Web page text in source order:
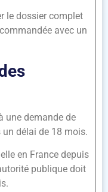
le dossier complet
avec un
une demande de
délai de 18 mois.
en France depuis
publique doit